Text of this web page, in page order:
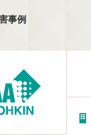
事例